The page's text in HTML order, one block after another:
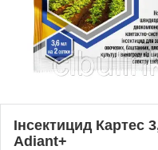
Інсектицид Картес
Adiant+